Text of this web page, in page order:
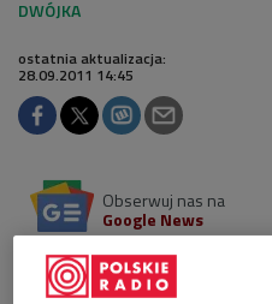
ostatnia aktualizacja:
28.09.2011 14:45
Obserwuj nas na
Google News
W tym miesiącu minęła
wybitnego aktora